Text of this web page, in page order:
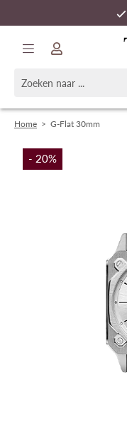
Home > G-Flat 30mm
- 20%